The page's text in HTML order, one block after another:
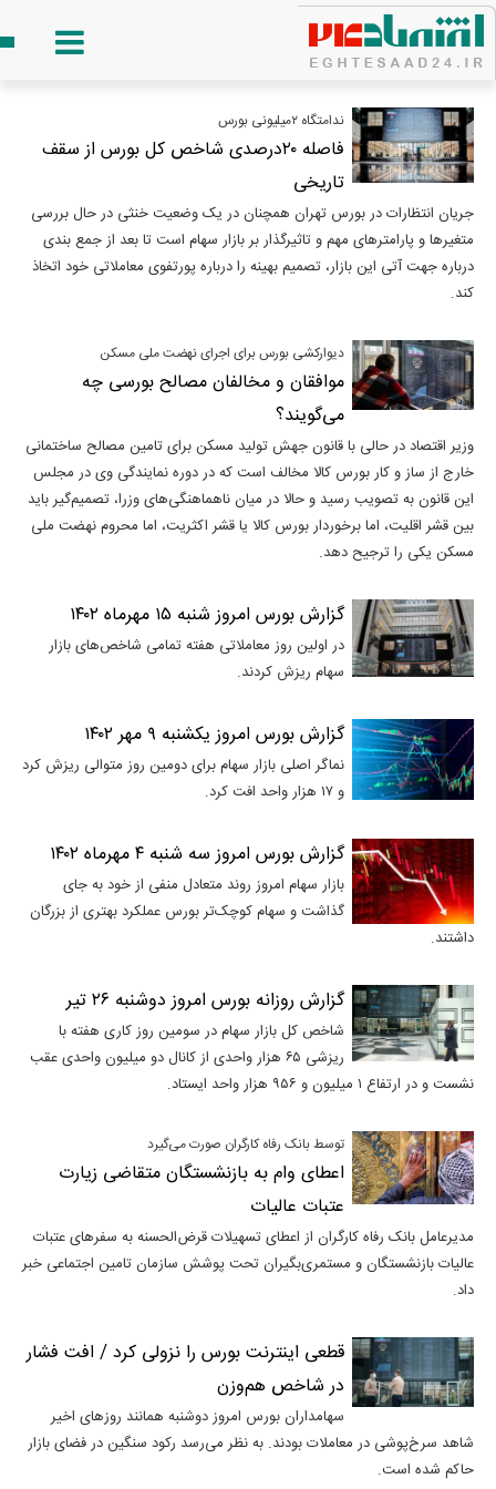
ندامتگاه ۲‌میلیونی بورس
فاصله ۲۰درصدی شاخص کل بورس از سقف
تاریخی
جریان انتظارات در بورس تهران همچنان در یک وضعیت خنثی در حال بررسی
متغیر‌ها و پارامتر‌های مهم و تاثیرگذار بر بازار سهام است تا بعد از جمع بندی
درباره جهت آتی این بازار، تصمیم بهینه را درباره پورتفوی معاملاتی خود اتخاذ
کند.
دیوارکشی بورس برای اجرای نهضت ملی مسکن
موافقان و مخالفان مصالح بورسی چه
می‌گویند؟
وزیر اقتصاد در حالی با قانون جهش تولید مسکن برای تامین مصالح ساختمانی
خارج از ساز و کار بورس کالا مخالف است که در دوره نمایندگی وی در مجلس
این قانون به تصویب رسید و حالا در میان ناهماهنگی‌های وزرا، تصمیم‌گیر باید
بین قشر اقلیت، اما برخوردار بورس کالا یا قشر اکثریت، اما محروم نهضت ملی
مسکن یکی را ترجیح دهد.
گزارش بورس امروز شنبه ۱۵ مهرماه ۱۴۰۲
در اولین روز معاملاتی هفته تمامی شاخص‌های بازار
سهام ریزش کردند.
گزارش بورس امروز یکشنبه ۹ مهر ۱۴۰۲
نماگر اصلی بازار سهام برای دومین روز متوالی ریزش کرد
و ۱۷ هزار واحد افت کرد.
گزارش بورس امروز سه شنبه ۴ مهرماه ۱۴۰۲
بازار سهام امروز روند متعادل منفی از خود به جای
گذاشت و سهام کوچک‌تر بورس عملکرد بهتری از بزرگان
داشتند.
گزارش روزانه بورس امروز دوشنبه ۲۶ تیر
شاخص کل بازار سهام در سومین روز کاری هفته با
ریزشی ۶۵ هزار واحدی از کانال دو میلیون واحدی عقب
نشست و در ارتفاع ۱ میلیون و ۹۵۶ هزار واحد ایستاد.
توسط بانک رفاه کارگران صورت می‌گیرد
اعطای وام به بازنشستگان متقاضی زیارت
عتبات عالیات
مدیرعامل بانک رفاه کارگران از اعطای تسهیلات قرض‌الحسنه به سفر‌های عتبات
عالیات بازنشستگان و مستمری‌بگیران تحت پوشش سازمان تامین اجتماعی خبر
داد.
قطعی اینترنت بورس را نزولی کرد / افت فشار
در شاخص هم‌وزن
سهامداران بورس امروز دوشنبه همانند روز‌های اخیر
شاهد سرخ‌پوشی در معاملات بودند. به نظر می‌رسد رکود سنگین در فضای بازار
حاکم شده است.